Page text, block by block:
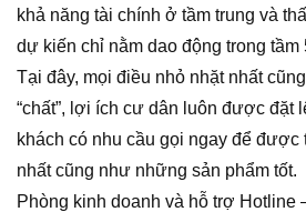
khả năng tài chính ở tầm trung và
dự kiến chỉ nằm dao động trong tầm
Tại đây, mọi điều nhỏ nhặt nhất
“chất”, lợi ích cư dân luôn được đặt
khách có nhu cầu gọi ngay để
nhất cũng như những sản phẩm tốt.
Phòng kinh doanh và hỗ trợ Hotline